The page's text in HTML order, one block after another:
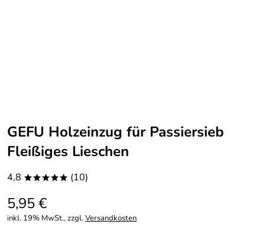
GEFU Holzeinzug für Passiersieb
Fleißiges Lieschen
4,8 ***** (10)
5,95 €
inkl. 19% MwSt., zzgl.Versandkosten